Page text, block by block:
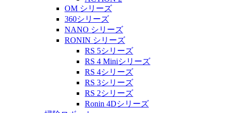
OM シリーズ
360シリーズ
NANO シリーズ
RONIN シリーズ
RS 5シリーズ
RS 4 Miniシリーズ
RS 4シリーズ
RS 3シリーズ
RS 2シリーズ
Ronin 4Dシリーズ